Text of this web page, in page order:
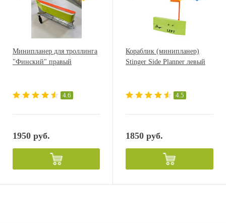
Минипланер для троллинга
"Финский" правый
4.6
1950 руб.
Кораблик (минипланер)
Stinger Side Planner левый
4.5
1850 руб.